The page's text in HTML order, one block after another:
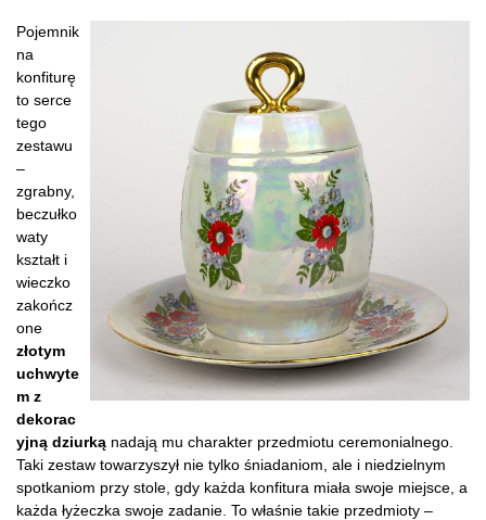
Pojemnik
na
konfiturę
to serce
tego
zestawu
–
zgrabny,
beczułko
waty
kształt i
wieczko
zakończ
one
złotym
uchwyte
m z
dekorac
yjną dziurką nadają mu charakter przedmiotu ceremonialnego.
Taki zestaw towarzyszył nie tylko śniadaniom, ale i niedzielnym
spotkaniom przy stole, gdy każda konfitura miała swoje miejsce, a
każda łyżeczka swoje zadanie. To właśnie takie przedmioty –